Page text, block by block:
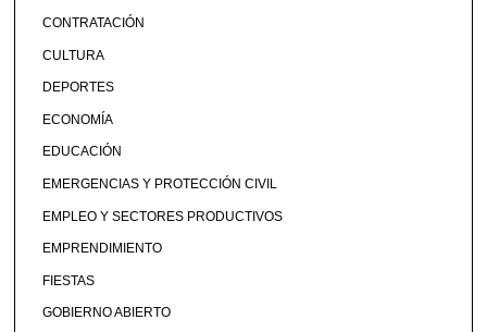
CONTRATACIÓN
CULTURA
DEPORTES
ECONOMÍA
EDUCACIÓN
EMERGENCIAS Y PROTECCIÓN CIVIL
EMPLEO Y SECTORES PRODUCTIVOS
EMPRENDIMIENTO
FIESTAS
GOBIERNO ABIERTO